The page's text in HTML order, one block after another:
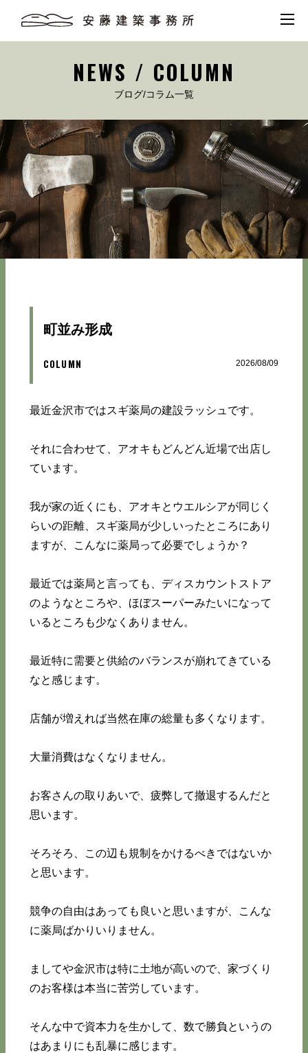
NEWS / COLUMN
ブログ/コラム一覧
町並み形成
COLUMN 2026/08/09
最近金沢市ではスギ薬局の建設ラッシュです。
それに合わせて、アオキもどんどん近場で出店し
ています。
我が家の近くにも、アオキとウエルシアが同じく
らいの距離、スギ薬局が少しいったところにあり
ますが、こんなに薬局って必要でしょうか？
最近では薬局と言っても、ディスカウントストア
のようなところや、ほぼスーパーみたいになって
いるところも少なくありません。
最近特に需要と供給のバランスが崩れてきている
なと感じます。
店舗が増えれば当然在庫の総量も多くなります。
大量消費はなくなりません。
お客さんの取りあいで、疲弊して撤退するんだと
思います。
そろそろ、この辺も規制をかけるべきではないか
と思います。
競争の自由はあっても良いと思いますが、こんな
に薬局ばかりいりません。
ましてや金沢市は特に土地が高いので、家づくり
のお客様は本当に苦労しています。
そんな中で資本力を生かして、数で勝負というの
はあまりにも乱暴に感じます。